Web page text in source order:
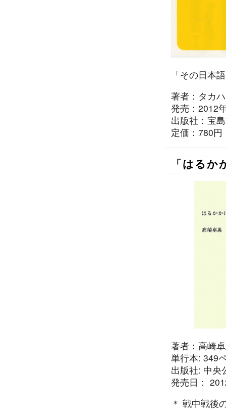
「その日本
著者：タカ
発売：2012
出版社：宝
定価：780円
「はるか
著者：高崎
単行本: 349
出版社: 中央
発売日：
＊ 戦中戦後